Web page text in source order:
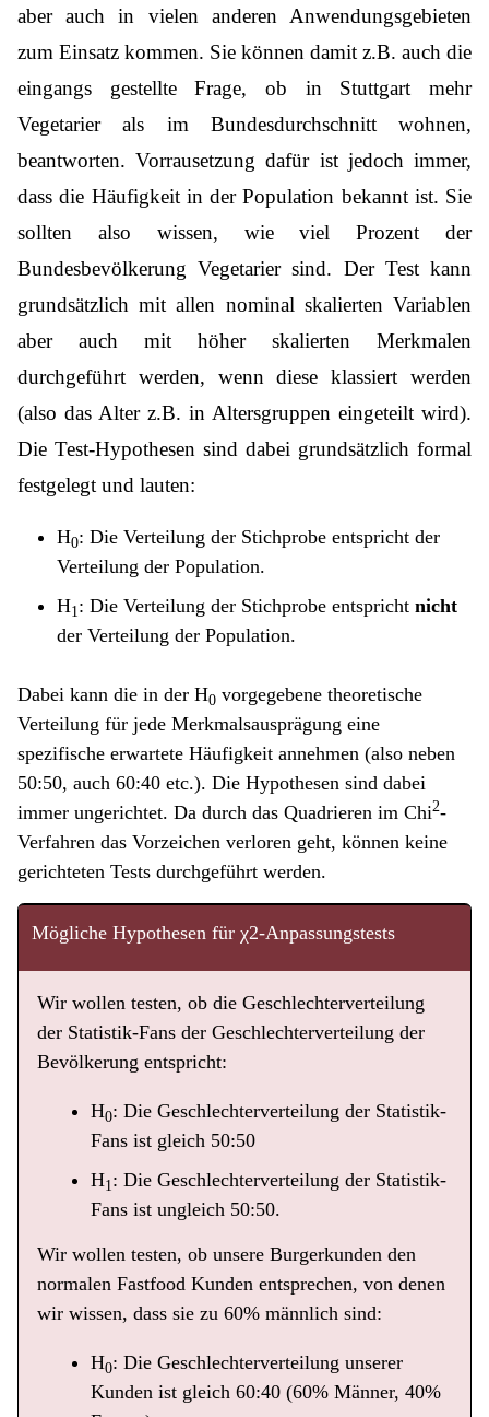
aber auch in vielen anderen Anwendungsgebieten
zum Einsatz kommen. Sie können damit z.B. auch die
eingangs gestellte Frage, ob in Stuttgart mehr
Vegetarier als im Bundesdurchschnitt wohnen,
beantworten. Vorrausetzung dafür ist jedoch immer,
dass die Häufigkeit in der Population bekannt ist. Sie
sollten also wissen, wie viel Prozent der
Bundesbevölkerung Vegetarier sind. Der Test kann
grundsätzlich mit allen nominal skalierten Variablen
aber auch mit höher skalierten Merkmalen
durchgeführt werden, wenn diese klassiert werden
(also das Alter z.B. in Altersgruppen eingeteilt wird).
Die Test-Hypothesen sind dabei grundsätzlich formal
festgelegt und lauten:
H0: Die Verteilung der Stichprobe entspricht der
Verteilung der Population.
H1: Die Verteilung der Stichprobe entspricht nicht
der Verteilung der Population.
Dabei kann die in der H0 vorgegebene theoretische
Verteilung für jede Merkmalsausprägung eine
spezifische erwartete Häufigkeit annehmen (also neben
50:50, auch 60:40 etc.). Die Hypothesen sind dabei
immer ungerichtet. Da durch das Quadrieren im Chi2-
Verfahren das Vorzeichen verloren geht, können keine
gerichteten Tests durchgeführt werden.
Mögliche Hypothesen für χ2-Anpassungstests
Wir wollen testen, ob die Geschlechterverteilung
der Statistik-Fans der Geschlechterverteilung der
Bevölkerung entspricht:
H0: Die Geschlechterverteilung der Statistik-
Fans ist gleich 50:50
H1: Die Geschlechterverteilung der Statistik-
Fans ist ungleich 50:50.
Wir wollen testen, ob unsere Burgerkunden den
normalen Fastfood Kunden entsprechen, von denen
wir wissen, dass sie zu 60% männlich sind:
H0: Die Geschlechterverteilung unserer
Kunden ist gleich 60:40 (60% Männer, 40%